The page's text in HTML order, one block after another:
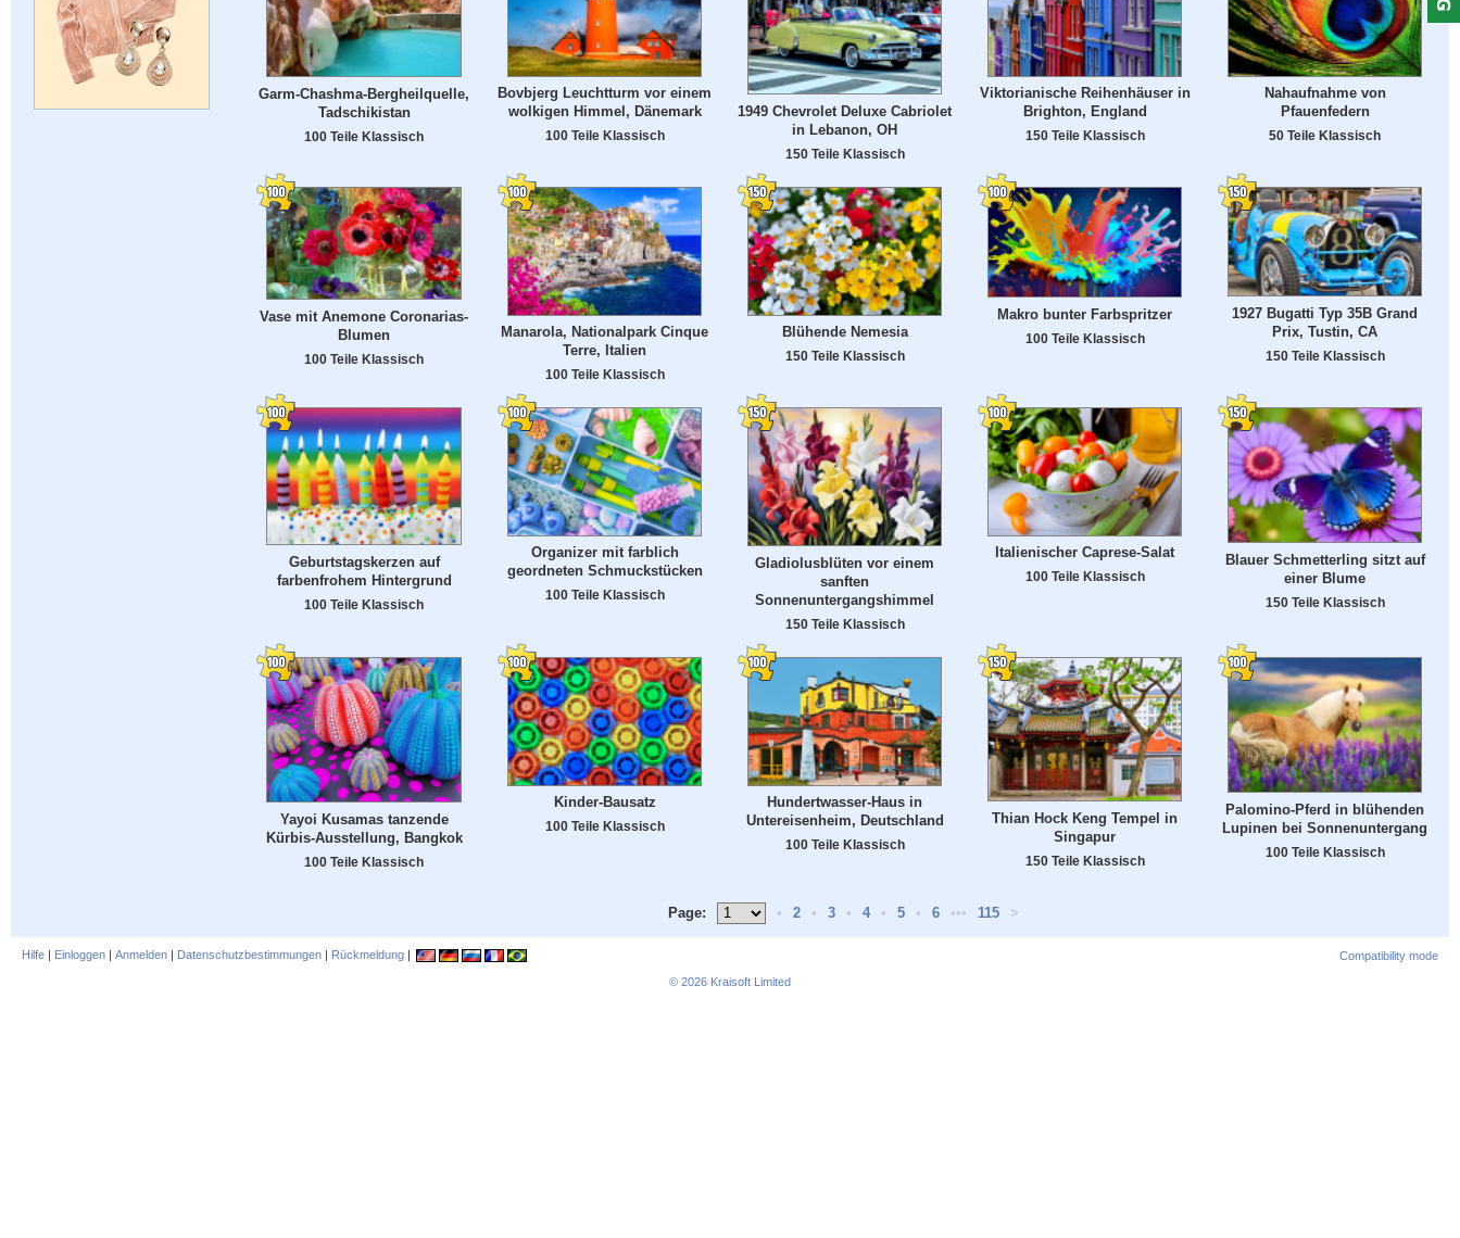
Garm-Chashma-Bergheilquelle,
Tadschikistan
100 Teile Klassisch
Bovbjerg Leuchtturm vor einem
wolkigen Himmel, Dänemark
100 Teile Klassisch
1949 Chevrolet Deluxe Cabriolet
in Lebanon, OH
150 Teile Klassisch
Viktorianische Reihenhäuser in
Brighton, England
150 Teile Klassisch
Nahaufnahme von
Pfauenfedern
50 Teile Klassisch
Vase mit Anemone Coronarias-
Blumen
100 Teile Klassisch
Manarola, Nationalpark Cinque
Terre, Italien
100 Teile Klassisch
Blühende Nemesia
150 Teile Klassisch
Makro bunter Farbspritzer
100 Teile Klassisch
1927 Bugatti Typ 35B Grand
Prix, Tustin, CA
150 Teile Klassisch
Geburtstagskerzen auf
farbenfrohem Hintergrund
100 Teile Klassisch
Organizer mit farblich
geordneten Schmuckstücken
100 Teile Klassisch
Gladiolusblüten vor einem
sanften
Sonnenuntergangshimmel
150 Teile Klassisch
Italienischer Caprese-Salat
100 Teile Klassisch
Blauer Schmetterling sitzt auf
einer Blume
150 Teile Klassisch
Yayoi Kusamas tanzende
Kürbis-Ausstellung, Bangkok
100 Teile Klassisch
Kinder-Bausatz
100 Teile Klassisch
Hundertwasser-Haus in
Untereisenheim, Deutschland
100 Teile Klassisch
Thian Hock Keng Tempel in
Singapur
150 Teile Klassisch
Palomino-Pferd in blühenden
Lupinen bei Sonnenuntergang
100 Teile Klassisch
Page: • 2 • 3 • 4 • 5 • 6 ••• 115 >
Hilfe | Einloggen | Anmelden | Datenschutzbestimmungen | Rückmeldung |
Compatibility mode
© 2026 Kraisoft Limited